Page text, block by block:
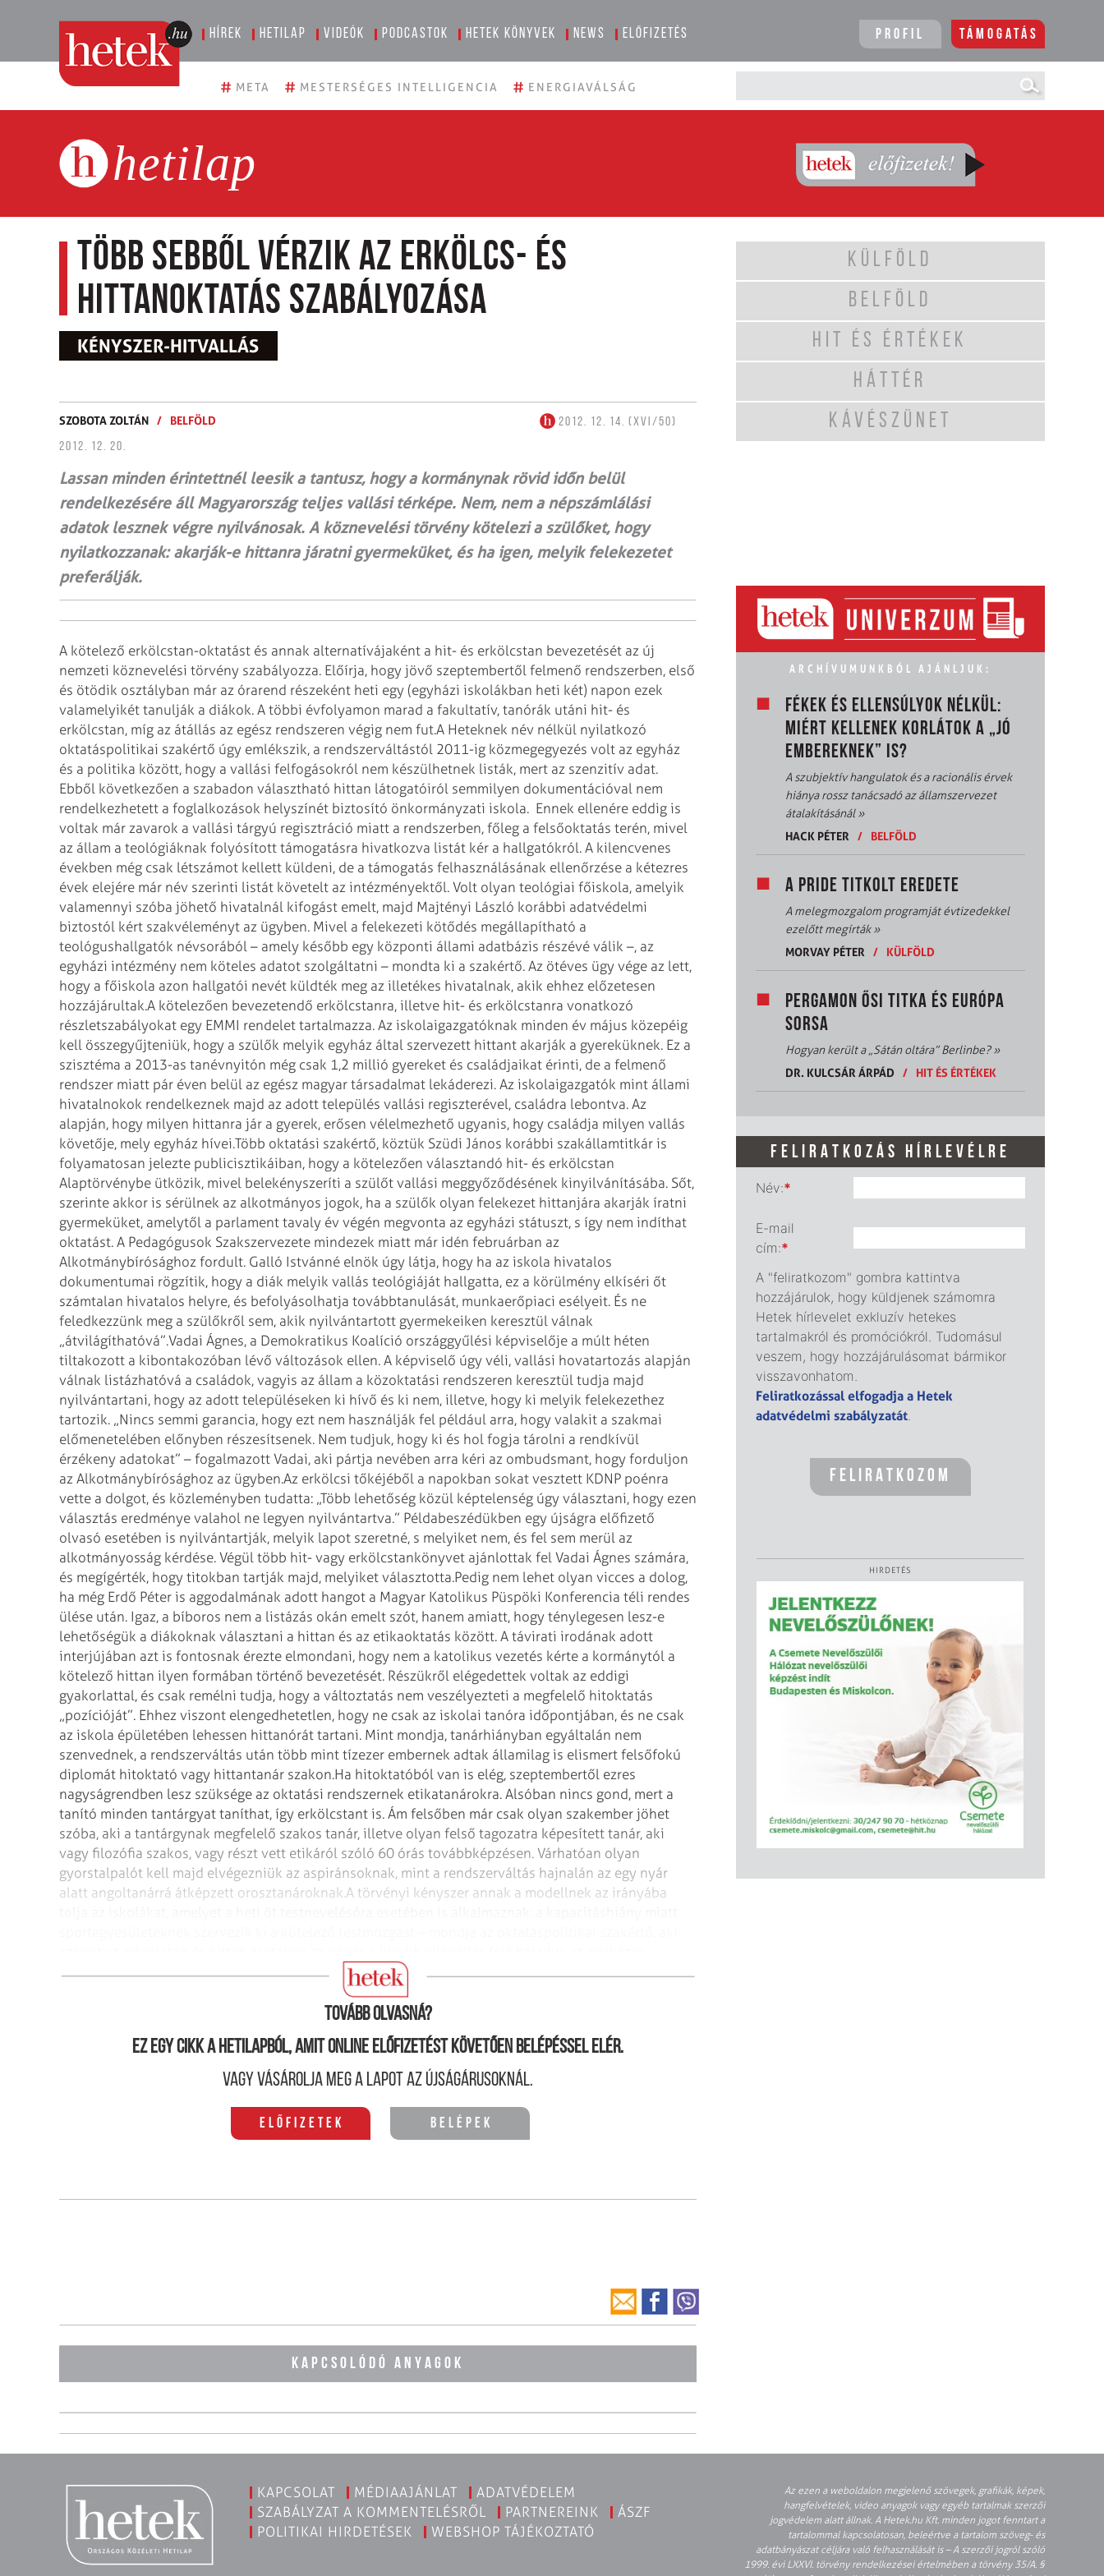
Hírek Hetilap Videók Podcastok Hetek könyvek News Előfizetés Profil Támogatás
# META # MESTERSÉGES INTELLIGENCIA # ENERGIAVÁLSÁG
hetilap
Több sebből vérzik az erkölcs- és
hittanoktatás szabályozása
KÉNYSZER-HITVALLÁS
SZOBOTA ZOLTÁN / BELFÖLD
2012. 12. 14. (XVI/50)
2012. 12. 20.
Lassan minden érintettnél leesik a tantusz, hogy a kormánynak rövid időn belül
rendelkezésére áll Magyarország teljes vallási térképe. Nem, nem a népszámlálási
adatok lesznek végre nyilvánosak. A köznevelési törvény kötelezi a szülőket, hogy
nyilatkozzanak: akarják-e hittanra járatni gyermeküket, és ha igen, melyik felekezetet
preferálják.
A kötelező erkölcstan-oktatást és annak alternatívájaként a hit- és erkölcstan bevezetését az új
nemzeti köznevelési törvény szabályozza. Előírja, hogy jövő szeptembertől felmenő rendszerben, első
és ötödik osztályban már az órarend részeként heti egy (egyházi iskolákban heti két) napon ezek
valamelyikét tanulják a diákok. A többi évfolyamon marad a fakultatív, tanórák utáni hit- és
erkölcstan, míg az átállás az egész rendszeren végig nem fut.A Heteknek név nélkül nyilatkozó
oktatáspolitikai szakértő úgy emlékszik, a rendszerváltástól 2011-ig közmegegyezés volt az egyház
és a politika között, hogy a vallási felfogásokról nem készülhetnek listák, mert az szenzitív adat.
Ebből következően a szabadon választható hittan látogatóiról semmilyen dokumentációval nem
rendelkezhetett a foglalkozások helyszínét biztosító önkormányzati iskola. Ennek ellenére eddig is
voltak már zavarok a vallási tárgyú regisztráció miatt a rendszerben, főleg a felsőoktatás terén, mivel
az állam a teológiáknak folyósított támogatásra hivatkozva listát kér a hallgatókról. A kilencvenes
években még csak létszámot kellett küldeni, de a támogatás felhasználásának ellenőrzése a kétezres
évek elejére már név szerinti listát követelt az intézményektől. Volt olyan teológiai főiskola, amelyik
valamennyi szóba jöhető hivatalnál kifogást emelt, majd Majtényi László korábbi adatvédelmi
biztostól kért szakvéleményt az ügyben. Mivel a felekezeti kötődés megállapítható a
teológushallgatók névsorából – amely később egy központi állami adatbázis részévé válik –, az
egyházi intézmény nem köteles adatot szolgáltatni – mondta ki a szakértő. Az ötéves ügy vége az lett,
hogy a főiskola azon hallgatói nevét küldték meg az illetékes hivatalnak, akik ehhez előzetesen
hozzájárultak.A kötelezően bevezetendő erkölcstanra, illetve hit- és erkölcstanra vonatkozó
részletszabályokat egy EMMI rendelet tartalmazza. Az iskolaigazgatóknak minden év május közepéig
kell összegyűjteniük, hogy a szülők melyik egyház által szervezett hittant akarják a gyereküknek. Ez a
szisztéma a 2013-as tanévnyitón még csak 1,2 millió gyereket és családjaikat érinti, de a felmenő
rendszer miatt pár éven belül az egész magyar társadalmat lekáderezi. Az iskolaigazgatók mint állami
hivatalnokok rendelkeznek majd az adott település vallási regiszterével, családra lebontva. Az
alapján, hogy milyen hittanra jár a gyerek, erősen vélelmezhető ugyanis, hogy családja milyen vallás
követője, mely egyház hívei.Több oktatási szakértő, köztük Szüdi János korábbi szakállamtitkár is
folyamatosan jelezte publicisztikáiban, hogy a kötelezően választandó hit- és erkölcstan
Alaptörvénybe ütközik, mivel belekényszeríti a szülőt vallási meggyőződésének kinyilvánításába. Sőt,
szerinte akkor is sérülnek az alkotmányos jogok, ha a szülők olyan felekezet hittanjára akarják íratni
gyermeküket, amelytől a parlament tavaly év végén megvonta az egyházi státuszt, s így nem indíthat
oktatást. A Pedagógusok Szakszervezete mindezek miatt már idén februárban az
Alkotmánybírósághoz fordult. Galló Istvánné elnök úgy látja, hogy ha az iskola hivatalos
dokumentumai rögzítik, hogy a diák melyik vallás teológiáját hallgatta, ez a körülmény elkíséri őt
számtalan hivatalos helyre, és befolyásolhatja továbbtanulását, munkaerőpiaci esélyeit. És ne
feledkezzünk meg a szülőkről sem, akik nyilvántartott gyermekeiken keresztül válnak
„átvilágíthatóvá”.Vadai Ágnes, a Demokratikus Koalíció országgyűlési képviselője a múlt héten
tiltakozott a kibontakozóban lévő változások ellen. A képviselő úgy véli, vallási hovatartozás alapján
válnak listázhatóvá a családok, vagyis az állam a közoktatási rendszeren keresztül tudja majd
nyilvántartani, hogy az adott településeken ki hívő és ki nem, illetve, hogy ki melyik felekezethez
tartozik. „Nincs semmi garancia, hogy ezt nem használják fel például arra, hogy valakit a szakmai
előmenetelében előnyben részesítsenek. Nem tudjuk, hogy ki és hol fogja tárolni a rendkívül
érzékeny adatokat” – fogalmazott Vadai, aki pártja nevében arra kéri az ombudsmant, hogy forduljon
az Alkotmánybírósághoz az ügyben.Az erkölcsi tőkéjéből a napokban sokat vesztett KDNP poénra
vette a dolgot, és közleményben tudatta: „Több lehetőség közül képtelenség úgy választani, hogy ezen
választás eredménye valahol ne legyen nyilvántartva.” Példabeszédükben egy újságra előfizető
olvasó esetében is nyilvántartják, melyik lapot szeretné, s melyiket nem, és fel sem merül az
alkotmányosság kérdése. Végül több hit- vagy erkölcstankönyvet ajánlottak fel Vadai Ágnes számára,
és megígérték, hogy titokban tartják majd, melyiket választotta.Pedig nem lehet olyan vicces a dolog,
ha még Erdő Péter is aggodalmának adott hangot a Magyar Katolikus Püspöki Konferencia téli rendes
ülése után. Igaz, a bíboros nem a listázás okán emelt szót, hanem amiatt, hogy ténylegesen lesz-e
lehetőségük a diákoknak választani a hittan és az etikaoktatás között. A távirati irodának adott
interjújában azt is fontosnak érezte elmondani, hogy nem a katolikus vezetés kérte a kormánytól a
kötelező hittan ilyen formában történő bevezetését. Részükről elégedettek voltak az eddigi
gyakorlattal, és csak remélni tudja, hogy a változtatás nem veszélyezteti a megfelelő hitoktatás
„pozícióját”. Ehhez viszont elengedhetetlen, hogy ne csak az iskolai tanóra időpontjában, és ne csak
az iskola épületében lehessen hittanórát tartani. Mint mondja, tanárhiányban egyáltalán nem
szenvednek, a rendszerváltás után több mint tízezer embernek adtak államilag is elismert felsőfokú
diplomát hitoktató vagy hittantanár szakon.Ha hitoktatóból van is elég, szeptembertől ezres
nagyságrendben lesz szüksége az oktatási rendszernek etikatanárokra. Alsóban nincs gond, mert a
tanító minden tantárgyat taníthat, így erkölcstant is. Ám felsőben már csak olyan szakember jöhet
szóba, aki a tantárgynak megfelelő szakos tanár, illetve olyan felső tagozatra képesített tanár, aki
vagy filozófia szakos, vagy részt vett etikáról szóló 60 órás továbbképzésen. Várhatóan olyan
gyorstalpalót kell majd elvégezniük az aspiránsoknak, mint a rendszerváltás hajnalán az egy nyár
alatt angoltanárrá átképzett orosztanároknak.A törvényi kényszer annak a modellnek az irányába
kebelére tereli majd a diákokat a választási lehetőségek leszűkítésével vagy elhallgatásával.
Tovább olvasná?
Ez egy cikk a hetilapból, amit online előfizetést követően belépéssel elér.
Vagy vásárolja meg a lapot az újságárusoknál.
Előfizetek Belépek
KAPCSOLÓDÓ ANYAGOK
KÜLFÖLD
BELFÖLD
HIT ÉS ÉRTÉKEK
HÁTTÉR
KÁVÉSZÜNET
ARCHÍVUMUNKBÓL AJÁNLJUK:
FÉKEK ÉS ELLENSÚLYOK NÉLKÜL:
MIÉRT KELLENEK KORLÁTOK A „JÓ
EMBEREKNEK” IS?
A szubjektív hangulatok és a racionális érvek
hiánya rossz tanácsadó az államszervezet
átalakításánál»
HACK PÉTER
/ BELFÖLD
A PRIDE TITKOLT EREDETE
A melegmozgalom programját évtizedekkel
ezelőtt megírták»
MORVAY PÉTER
/ KÜLFÖLD
PERGAMON ŐSI TITKA ÉS EURÓPA
SORSA
Hogyan került a „Sátán oltára” Berlinbe?»
DR. KULCSÁR ÁRPÁD
/ HIT ÉS ÉRTÉKEK
FELIRATKOZÁS HÍRLEVÉLRE
Név:*
E-mail
cím:*
A "feliratkozom" gombra kattintva
hozzájárulok, hogy küldjenek számomra
Hetek hírlevelet exkluzív hetekes
tartalmakról és promóciókról. Tudomásul
veszem, hogy hozzájárulásomat bármikor
visszavonhatom.
Feliratkozással elfogadja a Hetek
adatvédelmi szabályzatát.
HIRDETÉS
KAPCSOLAT MÉDIAAJÁNLAT
ADATVÉDELEM
SZABÁLYZAT A KOMMENTELÉSRŐL
PARTNEREINK
ÁSZF
POLITIKAI HIRDETÉSEK
WEBSHOP TÁJÉKOZTATÓ
Az ezen a weboldalon megjelenő szövegek, grafikák, képek,
hangfelvételek, video anyagok vagy egyéb tartalmak szerzői
jogvédelem alatt állnak. A Hetek.hu Kft. minden jogot fenntart a
tartalommal kapcsolatosan, beleértve a tartalom szöveg- és
adatbányászat céljára való felhasználását is – A szerzői jogról szóló
1999. évi LXXVI. törvény rendelkezései értelmében a törvény 35/A. §